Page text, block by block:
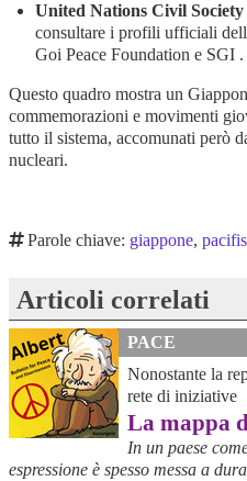
United Nations Civil
consultare i profili ufficiali
Goi Peace Foundation e SGI .
Questo quadro mostra un
commemorazioni e movimenti
tutto il sistema, accomunati però
nucleari.
Parole chiave: giappone,
Articoli correlati
PACE
Nonostante la
rete di iniziative
La mappa
In un paese
espressione è spesso messa a